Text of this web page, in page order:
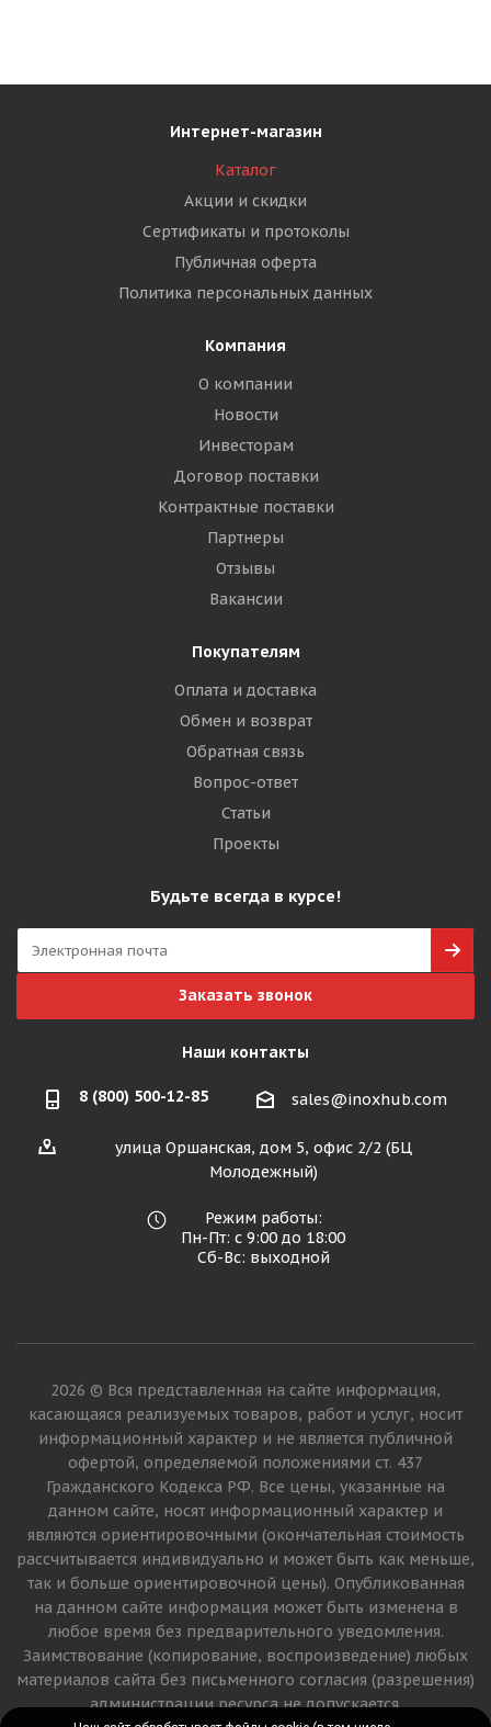
Интернет-магазин
Каталог
Акции и скидки
Сертификаты и протоколы
Публичная оферта
Политика персональных данных
Компания
О компании
Новости
Инвесторам
Договор поставки
Контрактные поставки
Партнеры
Отзывы
Вакансии
Покупателям
Оплата и доставка
Обмен и возврат
Обратная связь
Вопрос-ответ
Статьи
Проекты
Будьте всегда в курсе!
Заказать звонок
Наши контакты
8 (800) 500-12-85 sales@inoxhub.com
улица Оршанская, дом 5, офис 2/2 (БЦ
Молодежный)
Режим работы:
Пн-Пт: с 9:00 до 18:00
Сб-Вс: выходной
2026 © Вся представленная на сайте информация,
касающаяся реализуемых товаров, работ и услуг, носит
информационный характер и не является публичной
офертой, определяемой положениями ст. 437
Гражданского Кодекса РФ. Все цены, указанные на
данном сайте, носят информационный характер и
являются ориентировочными (окончательная стоимость
рассчитывается индивидуально и может быть как меньше,
так и больше ориентировочной цены). Опубликованная
на данном сайте информация может быть изменена в
любое время без предварительного уведомления.
Заимствование (копирование, воспроизведение) любых
материалов сайта без письменного согласия (разрешения)
администрации ресурса не допускается.